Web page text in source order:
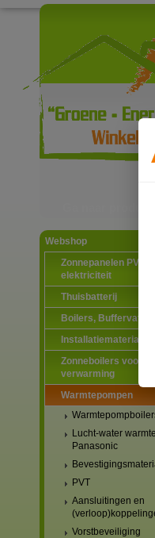
Webshop
Zonnepanelen PV-
elektriciteit
Thuisbatterij
Boilers, Buffervaten
Installatiematerialen
Zonneboilers voor
verwarming
Warmtepompen
Lucht-water
Panasonic
PVT
Aansluitingen en
Vorstbeveiliging